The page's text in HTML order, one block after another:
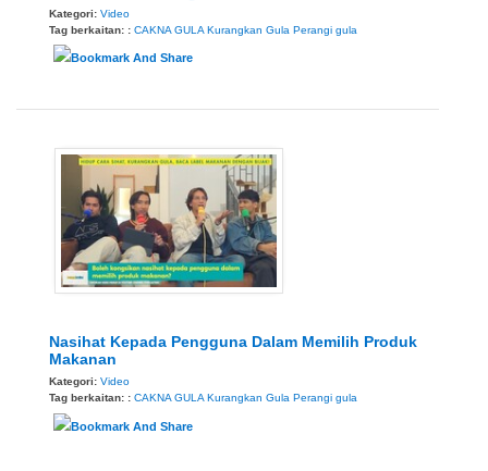
Kategori: Video
Tag berkaitan: : CAKNA GULA Kurangkan Gula Perangi gula
Nasihat Kepada Pengguna Dalam Memilih Produk
Makanan
Kategori: Video
Tag berkaitan: : CAKNA GULA Kurangkan Gula Perangi gula